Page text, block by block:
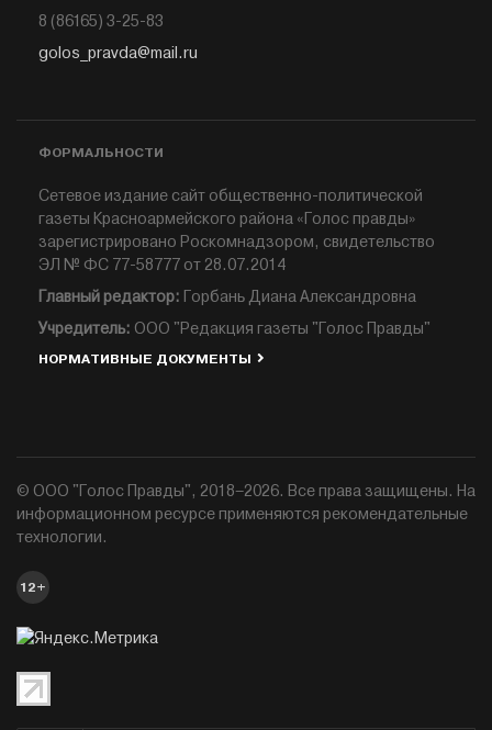
8 (86165) 3-25-83
golos_pravda@mail.ru
ФОРМАЛЬНОСТИ
Сетевое издание сайт общественно-политической
газеты Красноармейского района «Голос правды»
зарегистрировано Роскомнадзором, свидетельство
ЭЛ № ФС 77-58777 от 28.07.2014
Главный редактор: Горбань Диана Александровна
Учредитель: ООО "Редакция газеты "Голос Правды"
НОРМАТИВНЫЕ ДОКУМЕНТЫ
© ООО "Голос Правды", 2018–2026. Все права защищены. На
информационном ресурсе применяются рекомендательные
технологии.
12+